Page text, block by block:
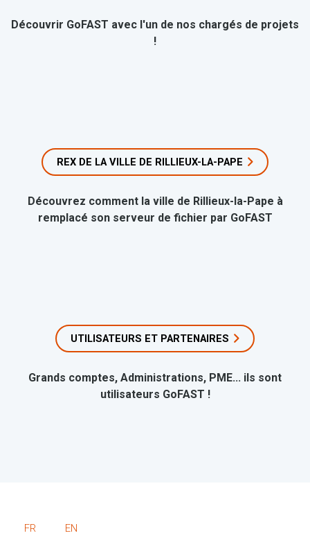
Découvrir GoFAST avec l'un de nos chargés de projets
!
REX DE LA VILLE DE RILLIEUX-LA-PAPE
Découvrez comment la ville de Rillieux-la-Pape à
remplacé son serveur de fichier par GoFAST
UTILISATEURS ET PARTENAIRES
Grands comptes, Administrations, PME... ils sont
utilisateurs GoFAST !
FR EN